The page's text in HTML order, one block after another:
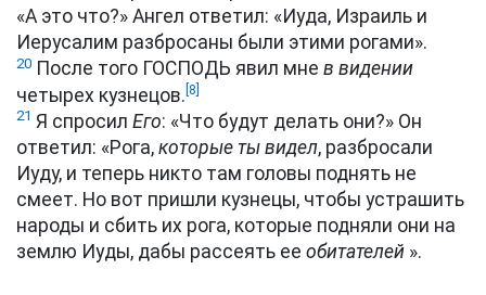
«А это что?» Ангел ответил: «Иуда, Израиль и
Иерусалим разбросаны были этими рогами».
20 После того ГОСПОДЬ явил мне в видении
четырех кузнецов. [8]
21 Я спросил Его: «Что будут делать они?» Он
ответил: «Рога, которые ты видел, разбросали
Иуду, и теперь никто там головы поднять не
смеет. Но вот пришли кузнецы, чтобы устрашить
народы и сбить их рога, которые подняли они на
землю Иуды, дабы рассеять ее обитателей ».